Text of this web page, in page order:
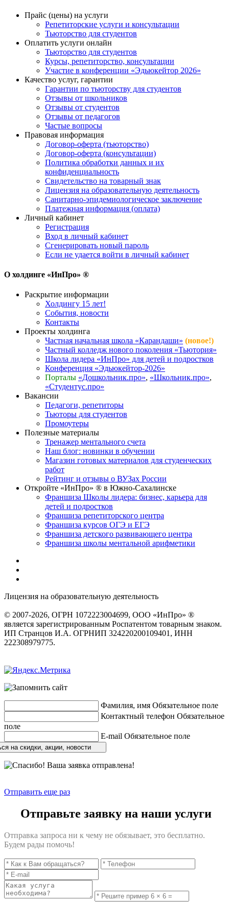
Прайс (цены) на услуги
Репетиторские услуги и консультации
Тьюторство для студентов
Оплатить услуги онлайн
Тьюторство для студентов
Курсы, репетиторство, консультации
Участие в конференции «Эдьюкейтор 2026»
Качество услуг, гарантии
Гарантии по тьюторству для студентов
Отзывы от школьников
Отзывы от студентов
Отзывы от педагогов
Частые вопросы
Правовая информация
Договор-оферта (тьюторство)
Договор-оферта (консультации)
Политика обработки данных и их
конфиденциальность
Свидетельство на товарный знак
Лицензия на образовательную деятельность
Санитарно-эпидемиологическое заключение
Платежная информация (оплата)
Личный кабинет
Регистрация
Вход в личный кабинет
Сгенерировать новый пароль
Если не удается войти в личный кабинет
О холдинге «ИнПро» ®
Раскрытие информации
Холдингу 15 лет!
События, новости
Контакты
Проекты холдинга
Частная начальная школа «Карандаши» (новое!)
Частный колледж нового поколения «Тьютория»
Школа лидера «ИнПро» для детей и подростков
Конференция «Эдьюкейтор-2026»
Порталы «Дошкольник.про», «Школьник.про»,
«Студентус.про»
Вакансии
Педагоги, репетиторы
Тьюторы для студентов
Промоутеры
Полезные материалы
Тренажер ментального счета
Наш блог: новинки в обучении
Магазин готовых материалов для студенческих
работ
Рейтинг и отзывы о ВУЗах России
Откройте «ИнПро» ® в Южно-Сахалинске
Франшиза Школы лидера: бизнес, карьера для
детей и подростков
Франшиза репетиторского центра
Франшиза курсов ОГЭ и ЕГЭ
Франшиза детского развивающего центра
Франшиза школы ментальной арифметики
Лицензия на образовательную деятельность
© 2007-2026, ОГРН 1072223004699, ООО «ИнПро» ®
является зарегистрированным Роспатентом товарным знаком.
ИП Странцов И.А. ОГРНИП 324220200109401, ИНН
222308979775.
Фамилия, имя Обязательное поле
Контактный телефон Обязательное
поле
E-mail Обязательное поле
на скидки, акции, новости
Отправить еще раз
Отправьте заявку на наши услуги
Отправка запроса ни к чему не обязывает, это бесплатно.
Будем рады помочь!